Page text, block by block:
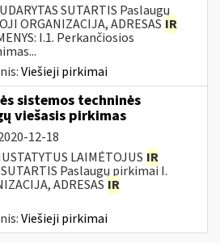
SUTARTIS Paslaugų
ORGANIZACIJA, ADRESAS IR
I.1. Perkančiosios
Viešieji pirkimai
sistemos techninės
viešasis pirkimas
12-18
LAIMĖTOJUS IR
Paslaugų pirkimai I.
ADRESAS IR
Viešieji pirkimai